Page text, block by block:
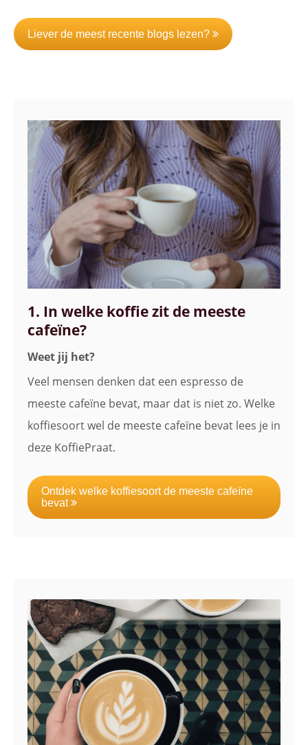
Liever de meest recente blogs lezen?
1. In welke koffie zit de meeste
cafeïne?
Weet jij het?
Veel mensen denken dat een espresso de
meeste cafeïne bevat, maar dat is niet zo. Welke
koffiesoort wel de meeste cafeïne bevat lees je in
deze KoffiePraat.
Ontdek welke koffiesoort de meeste cafeïne
bevat